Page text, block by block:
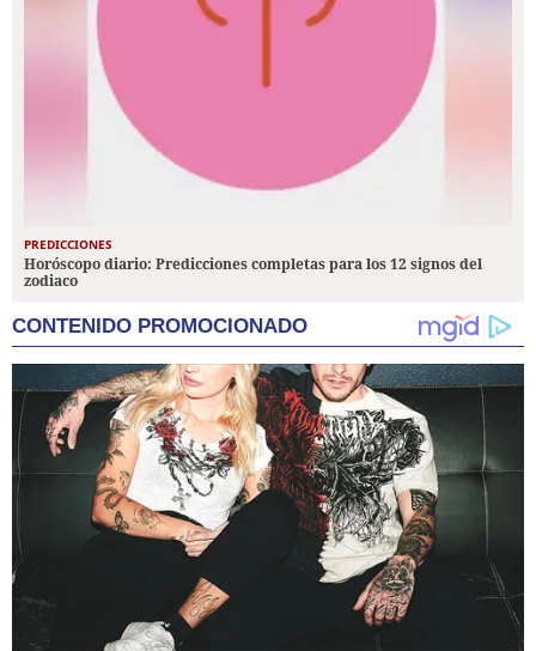
PREDICCIONES
Horóscopo diario: Predicciones completas para los 12 signos del
zodiaco
CONTENIDO PROMOCIONADO